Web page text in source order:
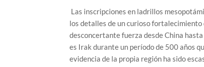
Las inscripciones en ladrillos
los detalles de un curioso
desconcertante fuerza desde China
es Irak durante un período de 500 años
evidencia de la propia región ha sido